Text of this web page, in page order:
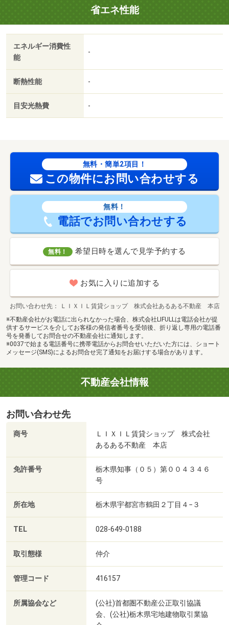
省エネ性能
エネルギー消費性
能
-
断熱性能 -
目安光熱費 -
無料・簡単2項目！
この物件にお問い合わせする
無料！
電話でお問い合わせする
無料！ 希望日時を選んで見学予約する
お気に入りに追加する
お問い合わせ先
ＬＩＸＩＬ賃貸ショップ 株式会社あるある不動産 本店
※不動産会社がお電話に出られなかった場合、株式会社LIFULLは電話会社が提
供するサービスを介してお客様の発信者番号を受領後、折り返し専用の電話番
号を発番してお問合せの不動産会社に通知します。
※0037で始まる電話番号に携帯電話からお問合せいただいた方には、ショート
メッセージ(SMS)によるお問合せ完了通知をお届けする場合があります。
不動産会社情報
お問い合わせ先
商号
ＬＩＸＩＬ賃貸ショップ 株式会社
あるある不動産 本店
免許番号
栃木県知事（０５）第００４３４６
号
所在地 栃木県宇都宮市鶴田２丁目４−３
TEL 028-649-0188
取引態様 仲介
管理コード 416157
所属協会など
(公社)首都圏不動産公正取引協議
会、(公社)栃木県宅地建物取引業協